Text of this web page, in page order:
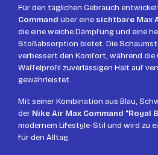
Für den täglichen Gebrauch
Command über eine sichtbare Max
die eine weiche Dämpfung und eine
Stoßabsorption bietet. Die
verbessert den Komfort, während die
Waffelprofil zuverlässigen Halt auf
gewährleistet.
Mit seiner Kombination aus Blau,
der Nike Air Max Command "Royal
modernem Lifestyle-Stil und wird zu
für den Alltag.